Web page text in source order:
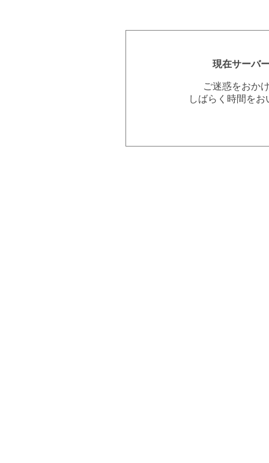
現在サーバ
ご迷惑をおか
しばらく時間を